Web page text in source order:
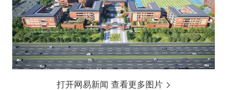
打开网易新闻 查看更多图片